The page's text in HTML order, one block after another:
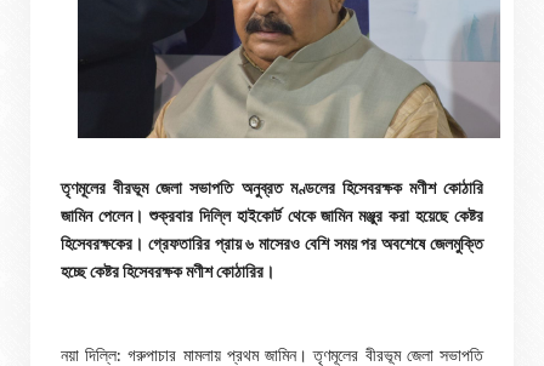
তৃণমূলের বীরভূম জেলা সভাপতি অনুব্রত মণ্ডলের হিসেবরক্ষক মণীশ কোঠারি
জামিন পেলেন। শুক্রবার দিল্লি হাইকোর্ট থেকে জামিন মঞ্জুর করা হয়েছে কেষ্টর
হিসেবরক্ষকের। গ্রেফতারির প্রায় ৬ মাসেরও বেশি সময় পর অবশেষে জেলমুক্তি
হচ্ছে কেষ্টর হিসেবরক্ষক মণীশ কোঠারির।
নয়া দিল্লি: গরুপাচার মামলায় প্রথম জামিন। তৃণমূলের বীরভূম জেলা সভাপতি